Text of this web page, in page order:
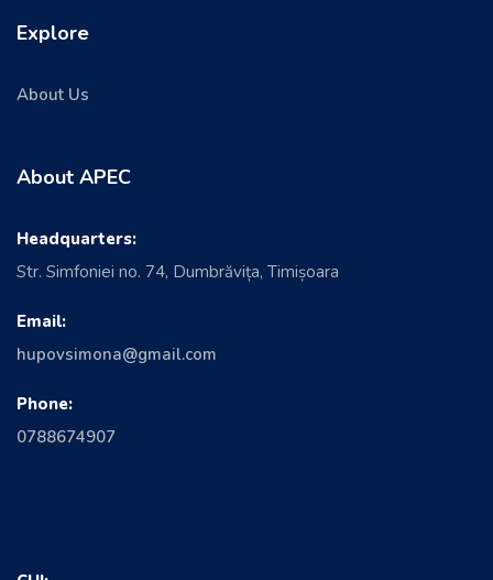
Explore
About Us
About APEC
Headquarters:
Str. Simfoniei no. 74, Dumbrăvița, Timișoara
Email:
hupovsimona@gmail.com
Phone:
0788674907